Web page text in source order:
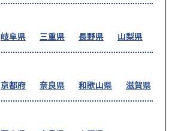
岐阜県 三重県 長野県 山梨県
京都府 奈良県 和歌山県 滋賀県